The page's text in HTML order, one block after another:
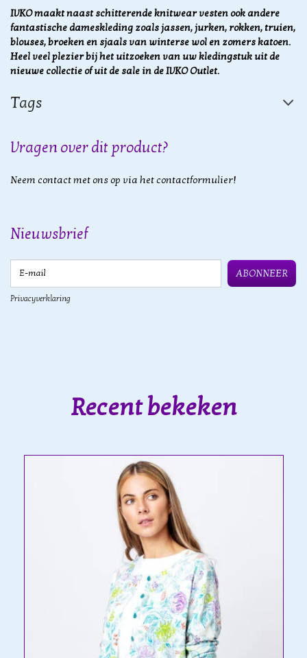
IVKO maakt naast schitterende knitwear vesten ook andere
fantastische dameskleding zoals jassen, jurken, rokken, truien,
blouses, broeken en sjaals van winterse wol en zomers katoen.
Heel veel plezier bij het uitzoeken van uw kledingstuk uit de
nieuwe collectie of uit de sale in de IVKO Outlet.
Tags
Vragen over dit product?
Neem contact met ons op via het contactformulier!
Nieuwsbrief
ABONNEER
Privacyverklaring
Recent bekeken